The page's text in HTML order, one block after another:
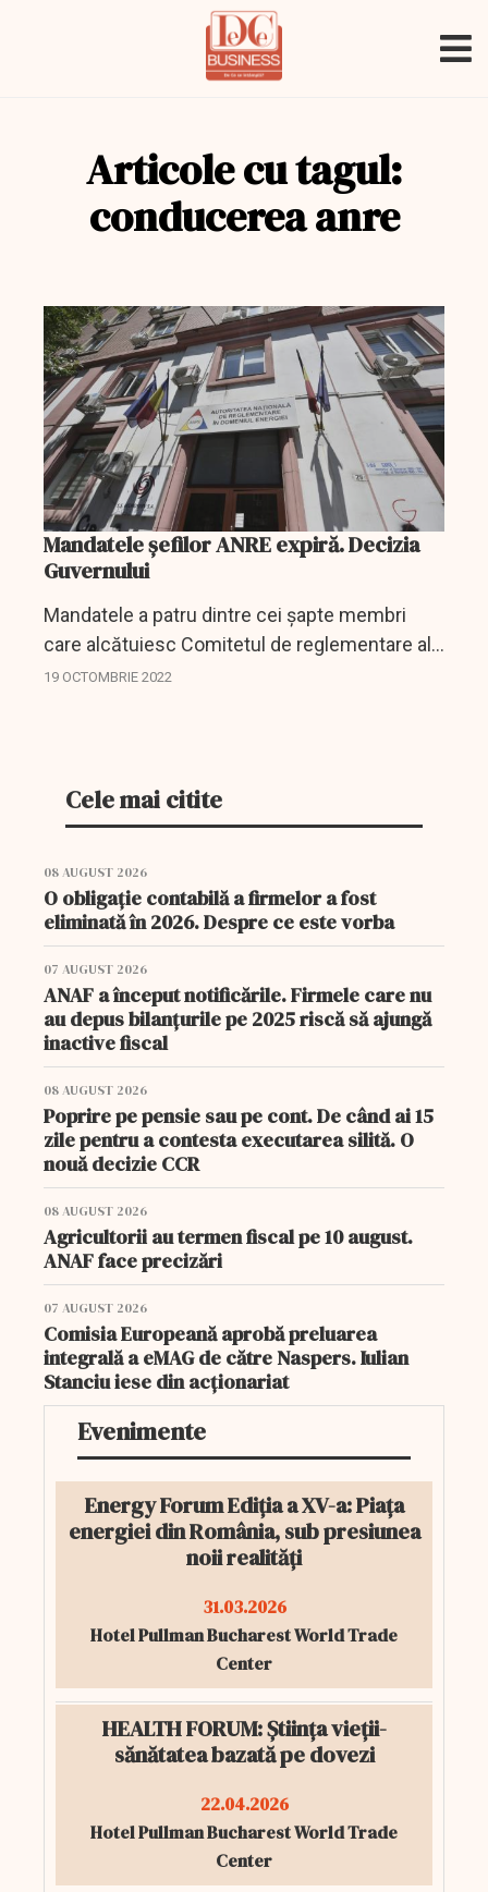
Articole cu tagul:
conducerea anre
Mandatele șefilor ANRE expiră. Decizia
Guvernului
Mandatele a patru dintre cei șapte membri
care alcătuiesc Comitetul de reglementare al
ANRE, respectiv președintelui, Dumitru Chiriță,
19 OCTOMBRIE 2022
Cele mai citite
08 AUGUST 2026
O obligație contabilă a firmelor a fost
eliminată în 2026. Despre ce este vorba
07 AUGUST 2026
ANAF a început notificările. Firmele care nu
au depus bilanțurile pe 2025 riscă să ajungă
inactive fiscal
08 AUGUST 2026
Poprire pe pensie sau pe cont. De când ai 15
zile pentru a contesta executarea silită. O
nouă decizie CCR
08 AUGUST 2026
Agricultorii au termen fiscal pe 10 august.
ANAF face precizări
07 AUGUST 2026
Comisia Europeană aprobă preluarea
integrală a eMAG de către Naspers. Iulian
Stanciu iese din acționariat
Evenimente
Energy Forum Ediția a XV-a: Piața
energiei din România, sub presiunea
noii realități
31.03.2026
Hotel Pullman Bucharest World Trade
Center
HEALTH FORUM: Știința vieții-
sănătatea bazată pe dovezi
22.04.2026
Hotel Pullman Bucharest World Trade
Center